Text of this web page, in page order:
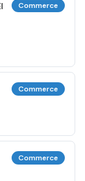
Commerce
Commerce
Commerce